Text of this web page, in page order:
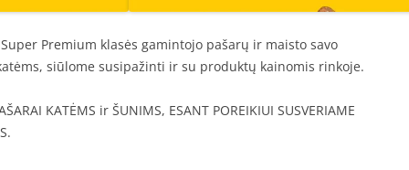
Super Premium klasės gamintojo pašarų ir maisto savo
siūlome susipažinti ir su produktų kainomis rinkoje.
KATĖMS ir ŠUNIMS, ESANT POREIKIUI SUSVERIAME